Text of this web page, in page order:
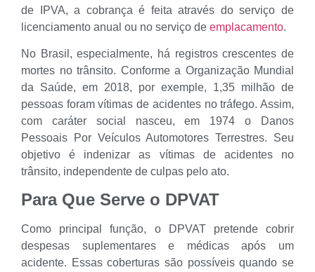
de IPVA, a cobrança é feita através do serviço de
licenciamento anual ou no serviço de emplacamento.
No Brasil, especialmente, há registros crescentes de
mortes no trânsito. Conforme a Organização Mundial
da Saúde, em 2018, por exemple, 1,35 milhão de
pessoas foram vítimas de acidentes no tráfego. Assim,
com caráter social nasceu, em 1974 o Danos
Pessoais Por Veículos Automotores Terrestres. Seu
objetivo é indenizar as vítimas de acidentes no
trânsito, independente de culpas pelo ato.
Para Que Serve o DPVAT
Como principal função, o DPVAT pretende cobrir
despesas suplementares e médicas após um
acidente. Essas coberturas são possíveis quando se